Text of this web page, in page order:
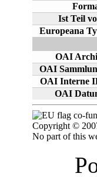
Ist Teil
Europeana
OAI
OAI
OAI Interne
OAI
co-
Copyright ©
No part of this